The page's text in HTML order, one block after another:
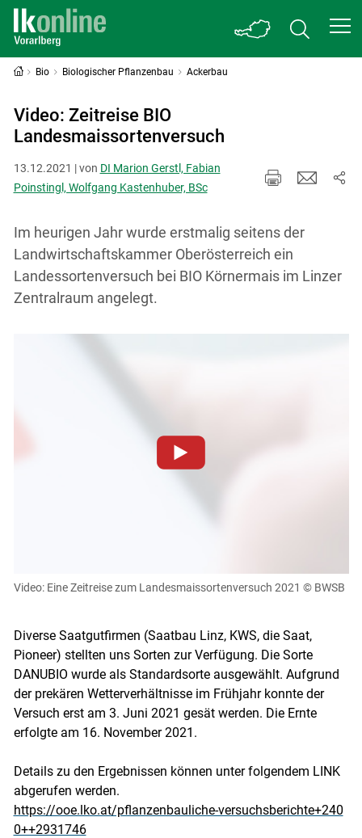
Bio Biologischer Pflanzenbau Ackerbau
Video: Zeitreise BIO
Landesmaissortenversuch
13.12.2021 | von DI Marion Gerstl, Fabian
Poinstingl, Wolfgang Kastenhuber, BSc
Im heurigen Jahr wurde erstmalig seitens der
Landwirtschaftskammer Oberösterreich ein
Landessortenversuch bei BIO Körnermais im Linzer
Zentralraum angelegt.
einsehen und korrigieren
Akzeptieren
Video: Eine Zeitreise zum Landesmaissortenversuch 2021 © BWSB
Diverse Saatgutfirmen (Saatbau Linz, KWS, die Saat,
Pioneer) stellten uns Sorten zur Verfügung. Die Sorte
DANUBIO wurde als Standardsorte ausgewählt. Aufgrund
der prekären Wetterverhältnisse im Frühjahr konnte der
Versuch erst am 3. Juni 2021 gesät werden. Die Ernte
erfolgte am 16. November 2021.
Details zu den Ergebnissen können unter folgendem LINK
abgerufen werden.
https://ooe.lko.at/pflanzenbauliche-versuchsberichte+240
0++2931746